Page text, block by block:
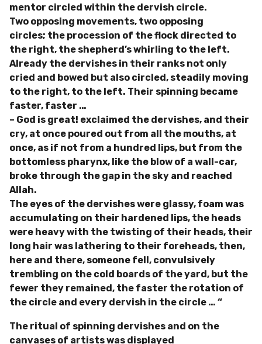
mentor circled within the dervish circle.
Two opposing movements, two opposing
circles; the procession of the flock directed to
the right, the shepherd’s whirling to the left.
Already the dervishes in their ranks not only
cried and bowed but also circled, steadily moving
to the right, to the left. Their spinning became
faster, faster …
– God is great! exclaimed the dervishes, and their
cry, at once poured out from all the mouths, at
once, as if not from a hundred lips, but from the
bottomless pharynx, like the blow of a wall-car,
broke through the gap in the sky and reached
Allah.
The eyes of the dervishes were glassy, foam was
accumulating on their hardened lips, the heads
were heavy with the twisting of their heads, their
long hair was lathering to their foreheads, then,
here and there, someone fell, convulsively
trembling on the cold boards of the yard, but the
fewer they remained, the faster the rotation of
the circle and every dervish in the circle … “
The ritual of spinning dervishes and on the
canvases of artists was displayed